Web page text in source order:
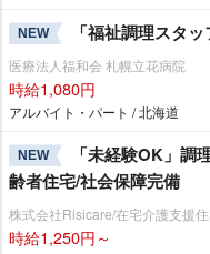
NEW 「福祉調理スタ
医療法人福和会 札幌立花病院
時給1,080円
アルバイト・パート / 北海道
NEW
「未経験OK」調
齢者住宅/社会保障完備
株式会社Risicare/在宅介護支援
時給1,250円～